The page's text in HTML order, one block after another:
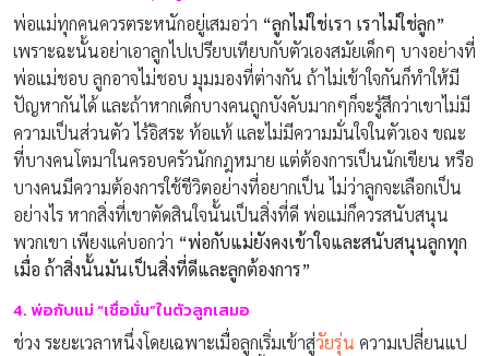
พ่อแม่ทุกคนควรตระหนักอยู่เสมอว่า “ลูกไม่ใช่เรา เราไม่ใช่ลูก”
เพราะฉะนั้นอย่าเอาลูกไปเปรียบเทียบกับตัวเองสมัยเด็กๆ บางอย่างที่
พ่อแม่ชอบ ลูกอาจไม่ชอบ มุมมองที่ต่างกัน ถ้าไม่เข้าใจกันก็ทำให้มี
ปัญหากันได้ และถ้าหากเด็กบางคนถูกบังคับมากๆก็จะรู้สึกว่าเขาไม่มี
ความเป็นส่วนตัว ไร้อิสระ ท้อแท้ และไม่มีความมั่นใจในตัวเอง ขณะ
ที่บางคนโตมาในครอบครัวนักกฎหมาย แต่ต้องการเป็นนักเขียน หรือ
บางคนมีความต้องการใช้ชีวิตอย่างที่อยากเป็น ไม่ว่าลูกจะเลือกเป็น
อย่างไร หากสิ่งที่เขาตัดสินใจนั้นเป็นสิ่งที่ดี พ่อแม่ก็ควรสนับสนุน
พวกเขา เพียงแค่บอกว่า “พ่อกับแม่ยังคงเข้าใจและสนับสนุนลูกทุก
เมื่อ ถ้าสิ่งนั้นมันเป็นสิ่งที่ดีและลูกต้องการ”
4. พ่อกับแม่ “เชื่อมั่น”ในตัวลูกเสมอ
ช่วง ระยะเวลาหนึ่งโดยเฉพาะเมื่อลูกเริ่มเข้าสู่วัยรุ่น ความเปลี่ยนแป